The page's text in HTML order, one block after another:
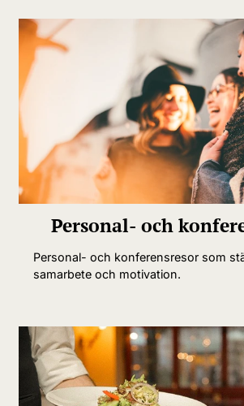
Personal- och
Personal- och konferensresor som
samarbete och motivation.